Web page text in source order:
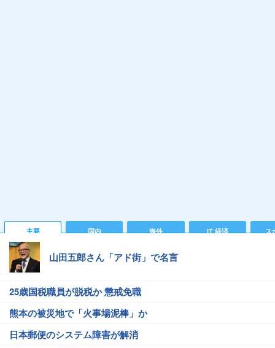
主要 国内 海外 IT 経済 ス
山田五郎さん「アド街」で名言
25歳国税職員が脱税か 懲戒免職
熊本の被災地で「火事場泥棒」か
日本郵便のシステム障害が解消